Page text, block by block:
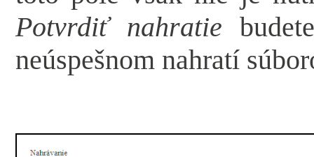
Potvrdiť nahratie
neúspešnom nahratí